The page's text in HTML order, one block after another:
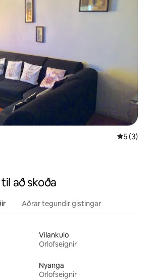
5 af 5 í
5 (3)
að skoða
Aðrar tegundir gistingar
Vilankulo
Orlofseignir
Nyanga
Orlofseignir